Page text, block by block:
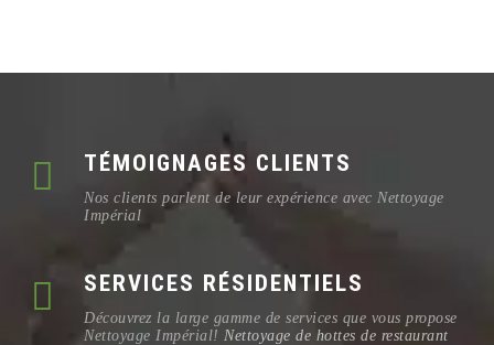
TÉMOIGNAGES CLIENTS
Nos clients parlent de leur expérience avec Nettoyage
Impérial
SERVICES RÉSIDENTIELS
Découvrez la large gamme de services que vous propose
Nettoyage Impérial! Nettoyage de hottes de restaurant